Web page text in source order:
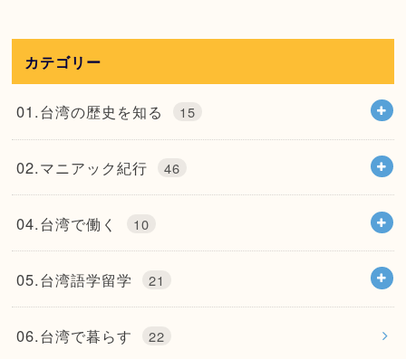
カテゴリー
01.台湾の歴史を知る 15
02.マニアック紀行 46
04.台湾で働く 10
05.台湾語学留学 21
06.台湾で暮らす 22